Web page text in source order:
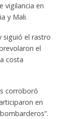
vigilancia en
y Mali.
siguió el rastro
el
costa
corroboró
en